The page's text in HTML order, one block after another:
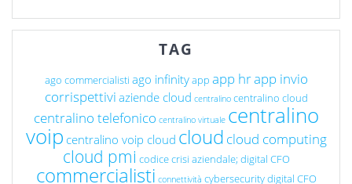
TAG
ago commercialisti ago infinityapp app hrapp invio
corrispettivi aziende cloud centralino centralino cloud
centralino telefonico centralino virtuale centralino
voip centralino voip cloud cloud cloud computing
cloud pmi codice crisi aziendale; digital CFO
commercialisti connettività cybersecuritydigital CFO